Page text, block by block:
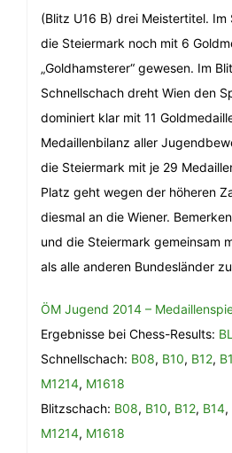
(Blitz U16 B) drei Meistertitel.
die Steiermark noch mit 6
„Goldhamsterer“ gewesen. Im
Schnellschach dreht Wien den
dominiert klar mit 11
Medaillenbilanz aller
die Steiermark mit je 29
Platz geht wegen der höheren
diesmal an die Wiener.
und die Steiermark gemeinsam
als alle anderen Bundesländer
ÖM Jugend 2014 –
Ergebnisse bei Chess-Results:
Schnellschach: B08, B10, B12,
M1214, M1618
Blitzschach: B08, B10, B12, B14,
M1214, M1618